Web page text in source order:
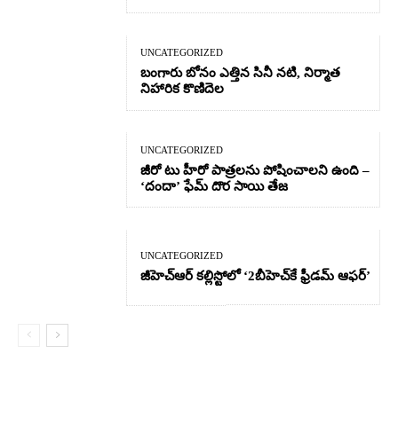
UNCATEGORIZED
బంగారు బోనం ఎత్తిన సినీ నటి, నిర్మాత
నిహారిక కొణిదెల
UNCATEGORIZED
జీరో టు హీరో పాత్రలను పోషించాలని ఉంది –
‘దందా’ ఫేమ్ దొర సాయి తేజ
UNCATEGORIZED
జీహెచ్ఆర్‌ కల్లిస్టోలో ‘2బీహెచ్‌కే ఫ్రీడమ్ ఆఫర్’